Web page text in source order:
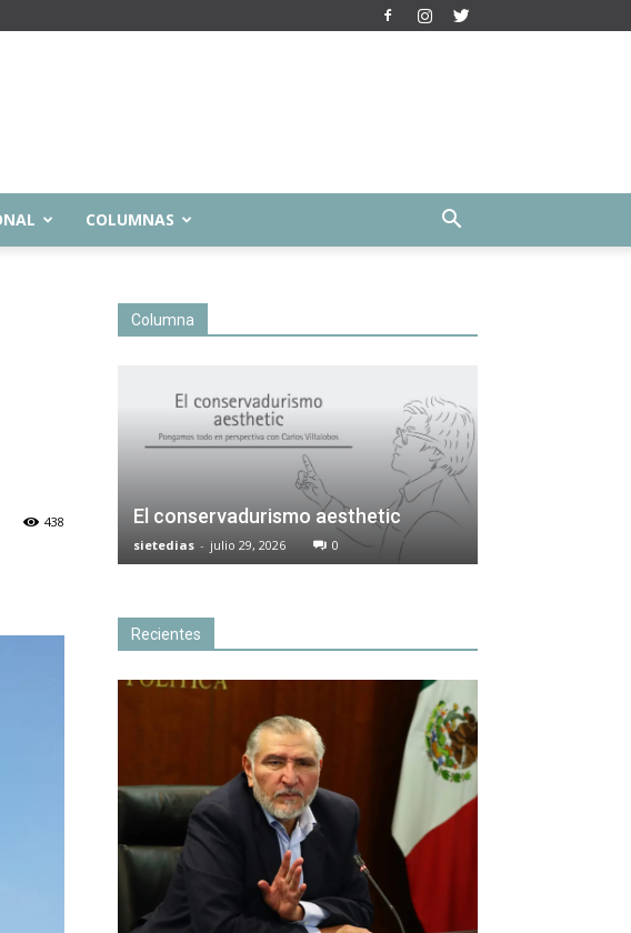
COLUMNAS
438
Columna
El conservadurismo aesthetic
sietedias - julio 29, 2026 0
Recientes